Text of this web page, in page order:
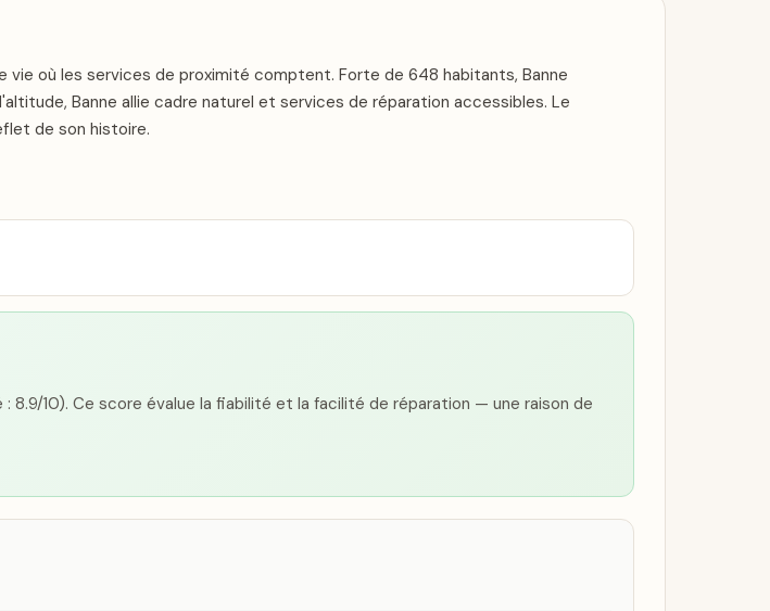
vie où les services de proximité comptent. Forte de 648 habitants, Banne
Banne allie cadre naturel et services de réparation accessibles. Le
de son histoire.
: 8.9/10). Ce score évalue la fiabilité et la facilité de réparation — une raison de